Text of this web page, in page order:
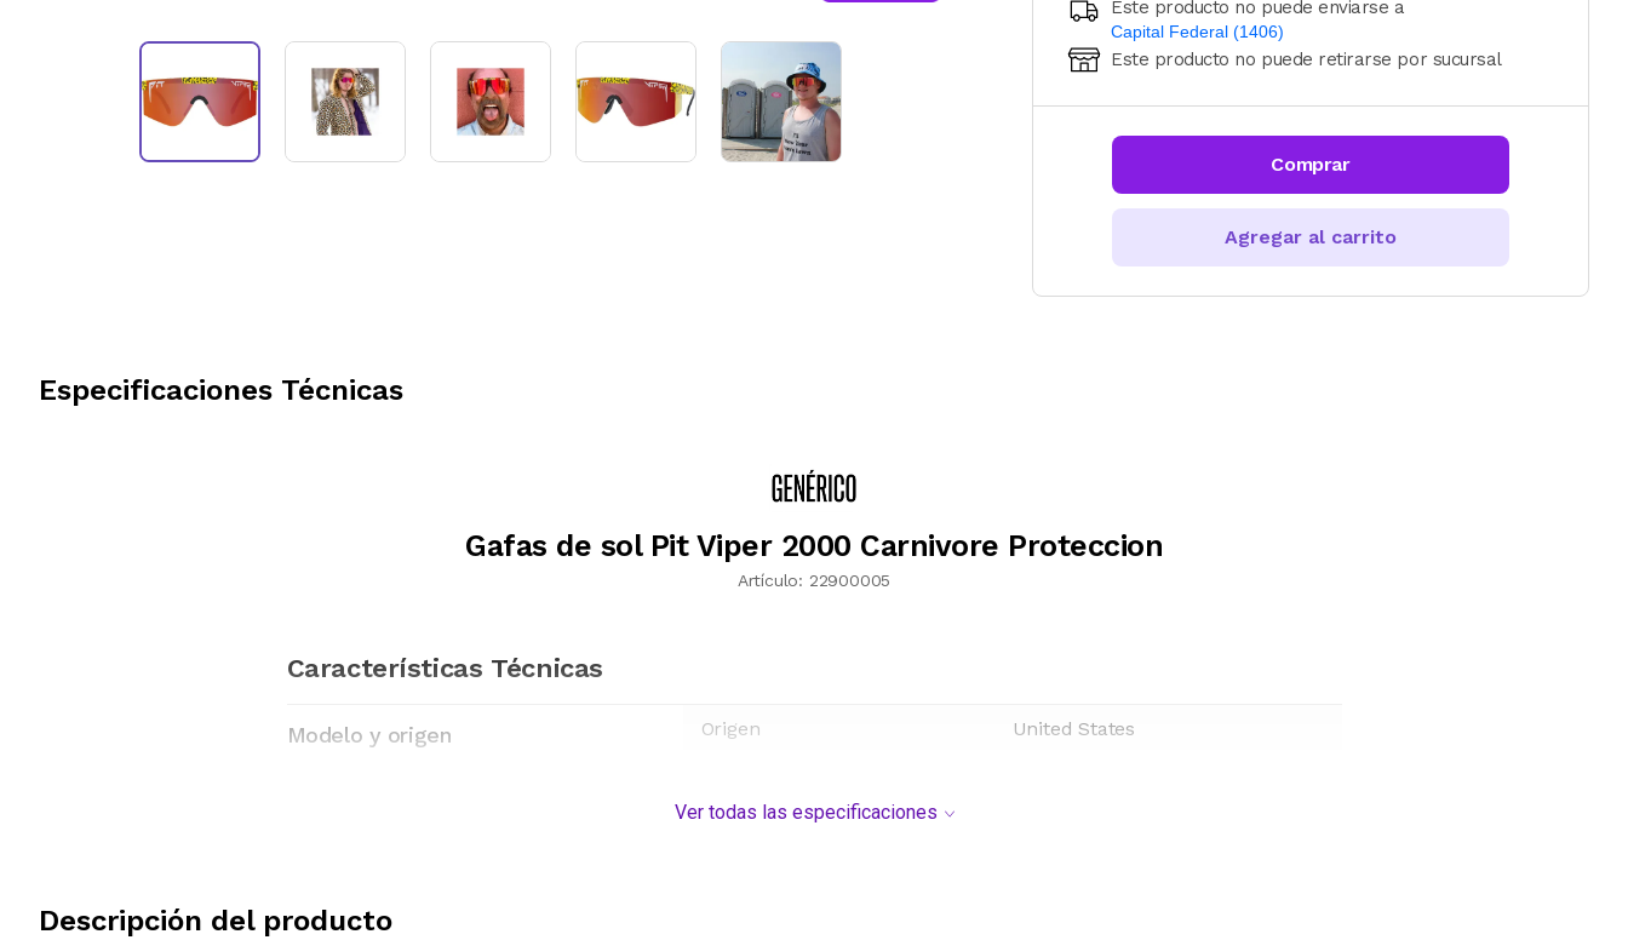
Este producto no puede enviarse a
Capital Federal (1406)
Ingresá código postal (sólo números)
CALCULAR
Este producto no puede retirarse por sucursal
Comprar
Agregar al carrito
Especificaciones Técnicas
Gafas de sol Pit Viper 2000 Carnivore Proteccion
Artículo: 22900005
Características Técnicas
Modelo y origen Origen United States
Ver todas las especificaciones
Descripción del producto